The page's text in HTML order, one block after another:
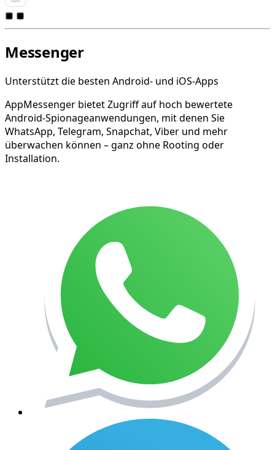
Messenger
Unterstützt die besten Android- und iOS-Apps
AppMessenger bietet Zugriff auf hoch bewertete
Android-Spionageanwendungen, mit denen Sie
WhatsApp, Telegram, Snapchat, Viber und mehr
überwachen können – ganz ohne Rooting oder
Installation.